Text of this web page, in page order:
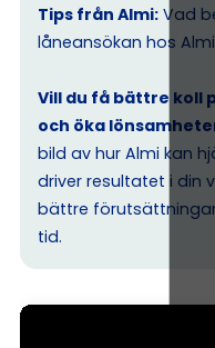
Tips från Almi: Vad
låneansökan hos
Vill du få bättre koll
och öka
bild av hur Almi kan
driver resultatet i din
bättre
tid.